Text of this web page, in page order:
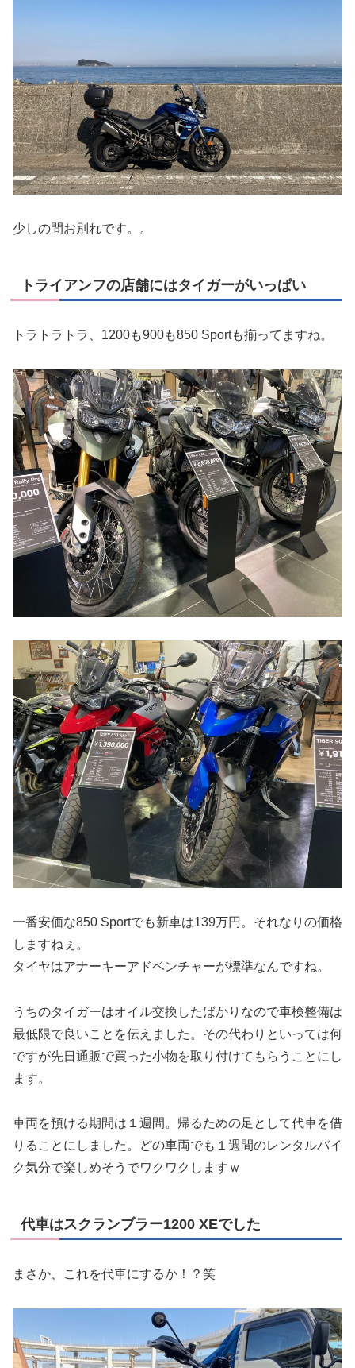
少しの間お別れです。。
トライアンフの店舗にはタイガーがいっぱい
トラトラトラ、1200も900も850 Sportも揃ってますね。
一番安価な850 Sportでも新車は139万円。それなりの価格
しますねぇ。
タイヤはアナーキーアドベンチャーが標準なんですね。
うちのタイガーはオイル交換したばかりなので車検整備は
最低限で良いことを伝えました。その代わりといっては何
ですが先日通販で買った小物を取り付けてもらうことにし
ます。
車両を預ける期間は１週間。帰るための足として代車を借
りることにしました。どの車両でも１週間のレンタルバイ
ク気分で楽しめそうでワクワクしますｗ
代車はスクランブラー1200 XEでした
まさか、これを代車にするか！？笑